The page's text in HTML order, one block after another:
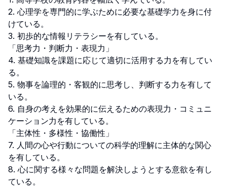
2. 心理学を専門的に学ぶために必要な基礎学力を身に付
けている。
3. 初歩的な情報リテラシーを有している。
「思考力・判断力・表現力」
4. 基礎知識を課題に応じて適切に活用する力を有してい
る。
5. 物事を論理的・客観的に思考し、判断する力を有して
いる。
6. 自身の考えを効果的に伝えるための表現力・コミュニ
ケーション力を有している。
「主体性・多様性・協働性」
7. 人間の心や行動についての科学的理解に主体的な関心
を有している。
8. 心に関する様々な問題を解決しようとする意欲を有し
ている。